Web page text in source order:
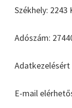
Székhely: 2243
Adószám:
E-mail